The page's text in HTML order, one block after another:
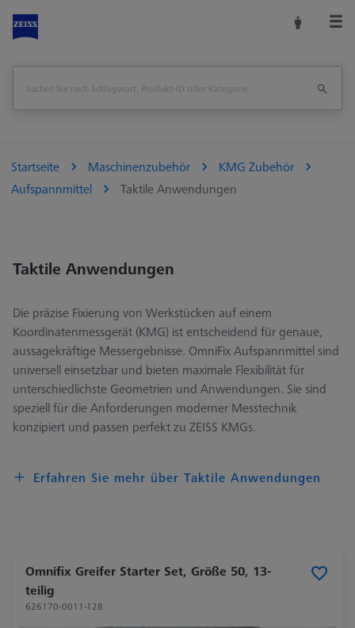
Startseite Maschinenzubehör
KMG Zubehör
Aufspannmittel
Taktile Anwendungen
Taktile Anwendungen
Die präzise Fixierung von Werkstücken auf einem
Koordinatenmessgerät (KMG) ist entscheidend für genaue,
aussagekräftige Messergebnisse. OmniFix Aufspannmittel sind
universell einsetzbar und bieten maximale Flexibilität für
unterschiedlichste Geometrien und Anwendungen. Sie sind
speziell für die Anforderungen moderner Messtechnik
konzipiert und passen perfekt zu ZEISS KMGs.
Erfahren Sie mehr über Taktile Anwendungen
Omnifix Greifer Starter Set, Größe 50, 13-
teilig
626170-0011-128